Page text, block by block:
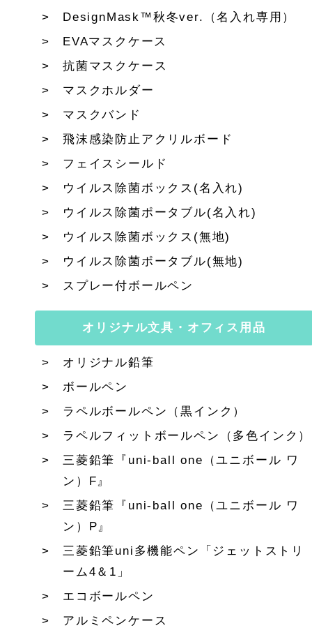
DesignMask™秋冬ver.（名入れ専用）
EVAマスクケース
抗菌マスクケース
マスクホルダー
マスクバンド
飛沫感染防止アクリルボード
フェイスシールド
ウイルス除菌ボックス(名入れ)
ウイルス除菌ポータブル(名入れ)
ウイルス除菌ボックス(無地)
ウイルス除菌ポータブル(無地)
スプレー付ボールペン
オリジナル文具・オフィス用品
オリジナル鉛筆
ボールペン
ラペルボールペン（黒インク）
ラペルフィットボールペン（多色インク）
三菱鉛筆『uni-ball one（ユニボール ワ
ン）F』
三菱鉛筆『uni-ball one（ユニボール ワ
ン）P』
三菱鉛筆uni多機能ペン「ジェットストリ
ーム4＆1」
エコボールペン
アルミペンケース